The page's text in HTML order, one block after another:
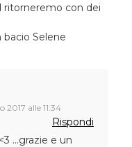
ritorneremo con dei
Selene
2017 alle 11:34
Rispondi
...grazie e un